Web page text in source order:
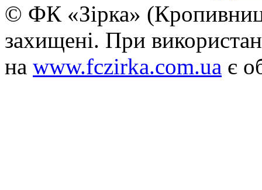
© ФК «Зірка»
захищені. При
на www.fczirka.com.ua є